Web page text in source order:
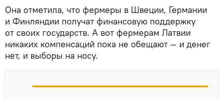
Она отметила, что фермеры в Швеции, Германии
и Финляндии получат финансовую поддержку
от своих государств. А вот фермерам Латвии
никаких компенсаций пока не обещают — и денег
нет, и выборы на носу.